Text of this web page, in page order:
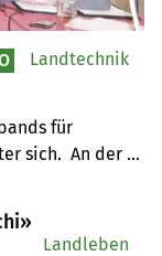
für
sich.  An der
Landtechnik
Landleben